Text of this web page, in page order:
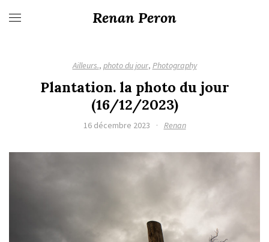
Renan Peron
Ailleurs., photo du jour, Photography
Plantation. la photo du jour
(16/12/2023)
16 décembre 2023 · Renan